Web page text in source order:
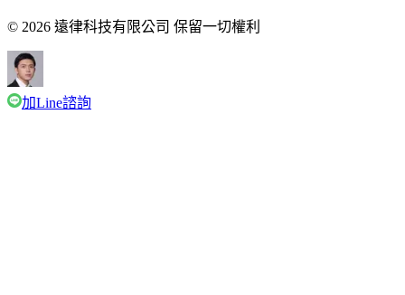
© 2026 遠律科技有限公司 保留一切權利
加Line諮詢